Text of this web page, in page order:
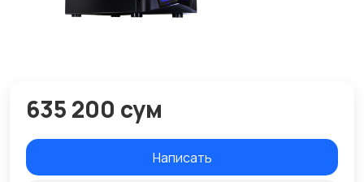
635 200 сум
Написать